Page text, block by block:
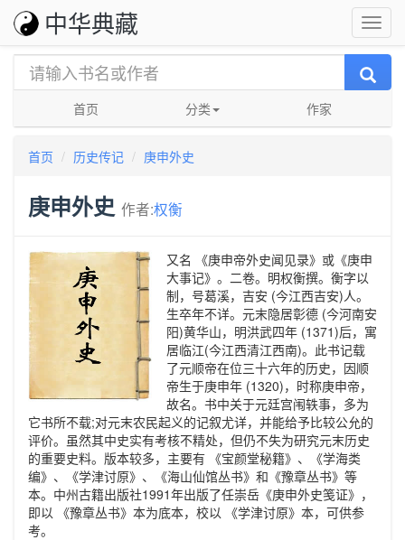
中华典藏
首页 分类 作家
首页 历史传记 庚申外史
庚申外史 作者:权衡
又名 《庚申帝外史闻见录》或《庚申
大事记》。二卷。明权衡撰。衡字以
制，号葛溪，吉安 (今江西吉安)人。
生卒年不详。元末隐居彰德 (今河南安
阳)黄华山，明洪武四年 (1371)后，寓
居临江(今江西清江西南)。此书记载
了元顺帝在位三十六年的历史，因顺
帝生于庚申年 (1320)，时称庚申帝，
故名。书中关于元廷宫闱轶事，多为
它书所不载;对元末农民起义的记叙尤详，并能给予比较公允的
评价。虽然其中史实有考核不精处，但仍不失为研究元末历史
的重要史料。版本较多，主要有 《宝颜堂秘籍》、《学海类
编》、《学津讨原》、《海山仙馆丛书》和《豫章丛书》等
本。中州古籍出版社1991年出版了任崇岳《庚申外史笺证》，
即以 《豫章丛书》本为底本，校以 《学津讨原》本，可供参
考。